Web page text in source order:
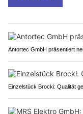
Antortec GmbH präsentiert
Einzelstück Brocki: Qualität